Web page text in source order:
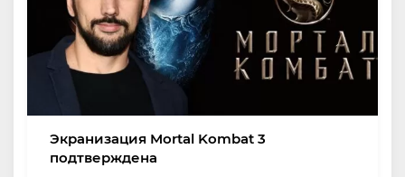
Экранизация Mortal Kombat 3
подтверждена